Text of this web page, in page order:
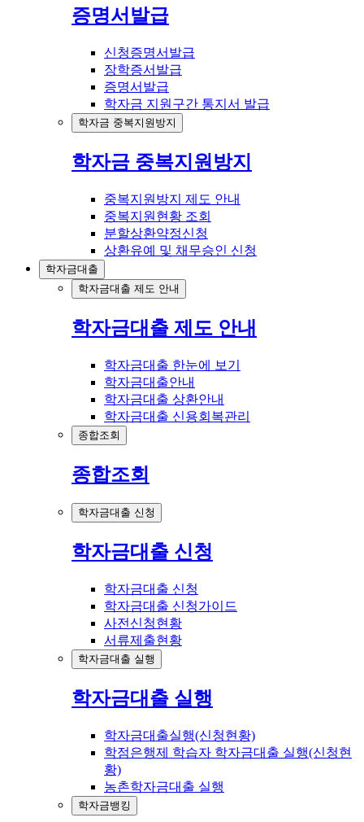
증명서발급
신청증명서발급
장학증서발급
증명서발급
학자금 지원구간 통지서 발급
학자금 중복지원방지
학자금 중복지원방지
중복지원방지 제도 안내
중복지원현황 조회
분할상환약정신청
상환유예 및 채무승인 신청
학자금대출
학자금대출 제도 안내
학자금대출 제도 안내
학자금대출 한눈에 보기
학자금대출안내
학자금대출 상환안내
학자금대출 신용회복관리
종합조회
종합조회
학자금대출 신청
학자금대출 신청
학자금대출 신청
학자금대출 신청가이드
사전신청현황
서류제출현황
학자금대출 실행
학자금대출 실행
학자금대출실행(신청현황)
학점은행제 학습자 학자금대출 실행(신청현
황)
농촌학자금대출 실행
학자금뱅킹